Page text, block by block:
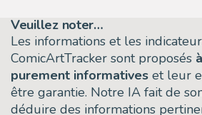
Veuillez noter…
Les informations et les
ComicArtTracker sont proposés
purement informatives et leur
être garantie. Notre IA fait de
déduire des informations